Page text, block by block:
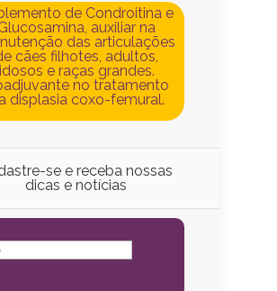
de Condroitina e
auxiliar na
das articulações
cães filhotes, adultos,
idosos e raças grandes.
no tratamento
displasia coxo-femural.
se e receba nossas
dicas e notícias